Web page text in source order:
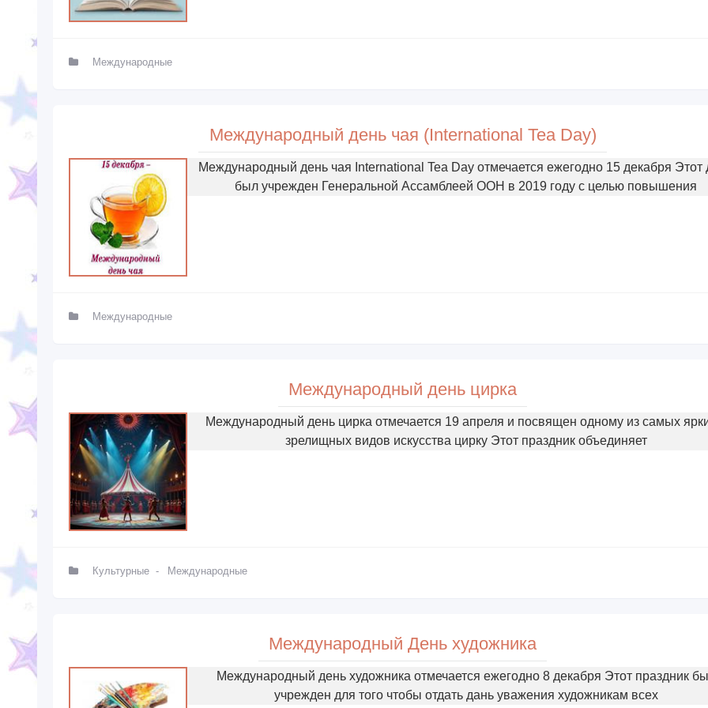
Международные
Международный день чая (International Tea Day)
Международный день чая International Tea Day отмечается ежегодно 15 декабря Этот
был учрежден Генеральной Ассамблеей ООН в 2019 году с целью повышения
Международные
Международный день цирка
Международный день цирка отмечается 19 апреля и посвящен одному из самых
зрелищных видов искусства цирку Этот праздник объединяет
Культурные - Международные
Международный День художника
Международный день художника отмечается ежегодно 8 декабря Этот праздник
учрежден для того чтобы отдать дань уважения художникам всех